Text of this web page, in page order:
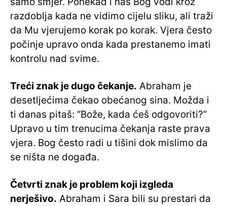
razdoblja kada ne vidimo cijelu sliku, ali traži
da Mu vjerujemo korak po korak. Vjera često
počinje upravo onda kada prestanemo imati
kontrolu nad svime.
Treći znak je dugo čekanje. Abraham je
desetljećima čekao obećanog sina. Možda i
ti danas pitaš: “Bože, kada ćeš odgovoriti?”
Upravo u tim trenucima čekanja raste prava
vjera. Bog često radi u tišini dok mislimo da
se ništa ne događa.
Četvrti znak je problem koji izgleda
nerješivo. Abraham i Sara bili su prestari da